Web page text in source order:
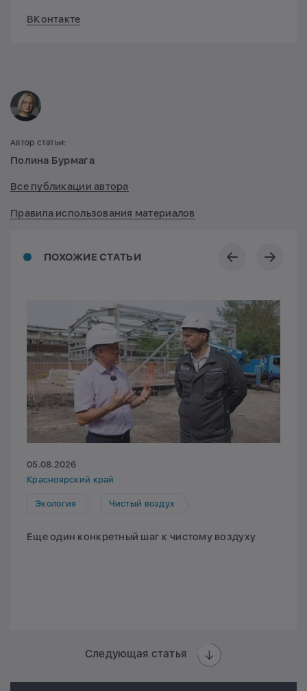
ВКонтакте
ПОХОЖИЕ СТАТЬИ
05.08.2026
Красноярский край
Экология Чистый воздух
Еще один конкретный шаг к чистому воздуху
Следующая статья
Автор статьи:
Полина Бурмага
Все публикации автора
Правила использования материалов